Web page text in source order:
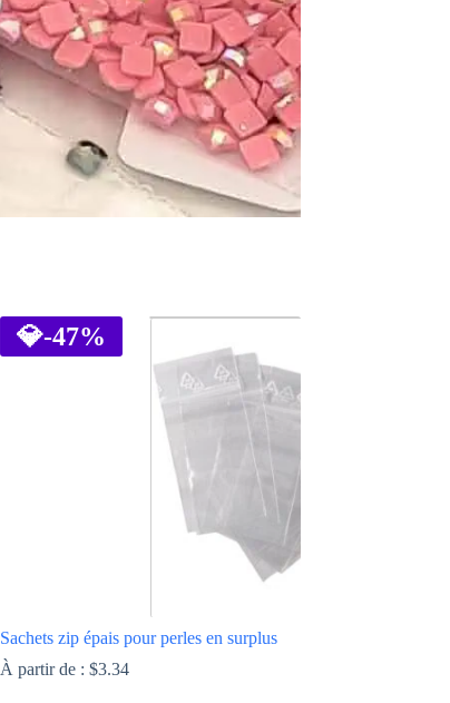
💎-47%
Sachets zip épais pour perles en surplus
À partir de : $3.34